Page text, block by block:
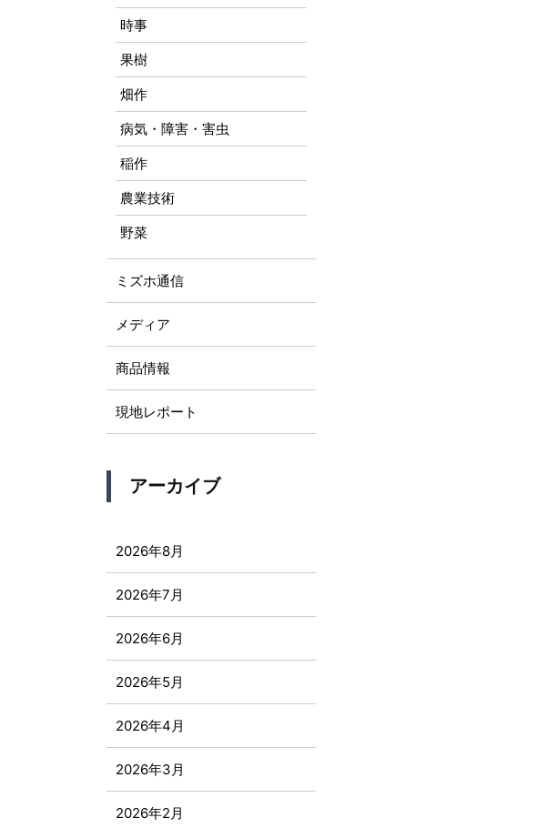
時事
果樹
畑作
病気・障害・害虫
稲作
農業技術
野菜
ミズホ通信
メディア
商品情報
現地レポート
アーカイブ
2026年8月
2026年7月
2026年6月
2026年5月
2026年4月
2026年3月
2026年2月